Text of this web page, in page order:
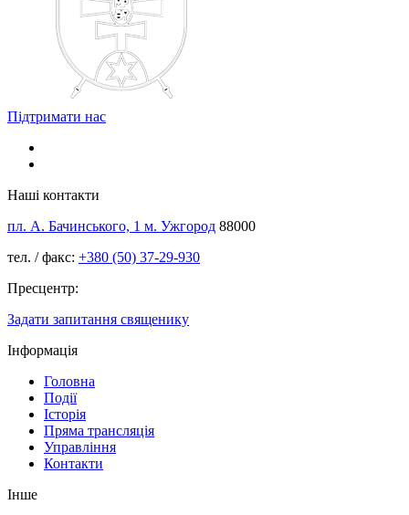
Підтримати нас
Наші контакти
пл. А. Бачинського, 1 м. Ужгород 88000
тел. / факс: +380 (50) 37-29-930
Пресцентр:
Задати запитання священику
Інформація
Головна
Події
Історія
Пряма трансляція
Управління
Контакти
Інше